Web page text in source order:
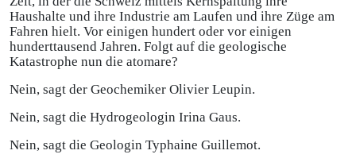
Haushalte und ihre Industrie am Laufen und ihre Züge am
Fahren hielt. Vor einigen hundert oder vor einigen
hunderttausend Jahren. Folgt auf die geologische
Katastrophe nun die atomare?
Nein, sagt der Geochemiker Olivier Leupin.
Nein, sagt die Hydrogeologin Irina Gaus.
Nein, sagt die Geologin Typhaine Guillemot.